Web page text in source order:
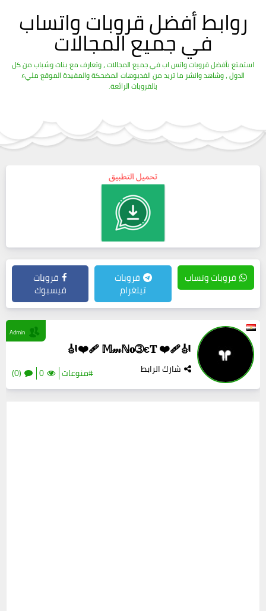
روابط أفضل قروبات واتساب
في جميع المجالات
استمتع بأفضل قروبات واتس اب في جميع المجالات ، وتعارف مع بنات وشباب من كل
الدول ، وشاهد وانشر ما تريد من الفديوهات المضحكة والمفيدة الموقع مليء
بالقروبات الرائعة.
قروبات وتساب قروبات
تيلغرام
قروبات
فيسبوك
🎻❤️‍🩹 𝕄𝓂ℕ𝐨➂є𝐓 ❤️‍🩹🎻
شارك الرابط #منوعات 0
(0)
Admin